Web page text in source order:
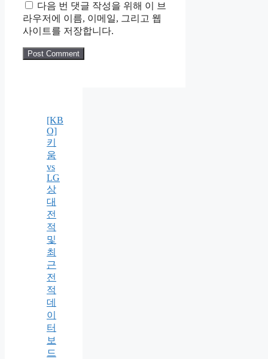
다음 번 댓글 작성을 위해 이 브
라우저에 이름, 이메일, 그리고 웹
사이트를 저장합니다.
[KB
O]
키
움
vs
LG
상
대
전
적
및
최
근
전
적
데
이
터
보
드